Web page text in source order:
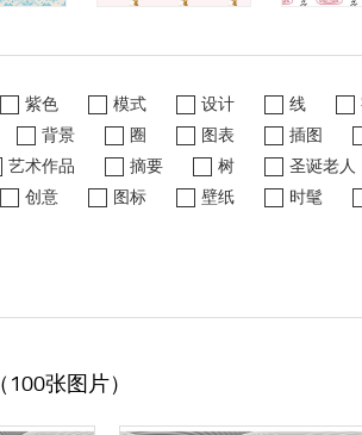
紫色 模式 设计 线
背景 圈 图表
插图
艺术作品 摘要 树
圣诞老人
创意 图标 壁纸 时髦
（100张图片）